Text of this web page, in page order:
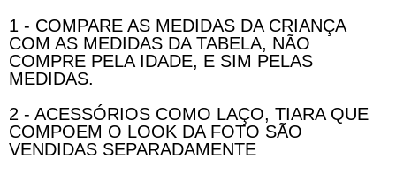
1 - COMPARE AS MEDIDAS DA CRIANÇA
COM AS MEDIDAS DA TABELA, NÃO
COMPRE PELA IDADE, E SIM PELAS
MEDIDAS.
2 - ACESSÓRIOS COMO LAÇO, TIARA QUE
COMPOEM O LOOK DA FOTO SÃO
VENDIDAS SEPARADAMENTE